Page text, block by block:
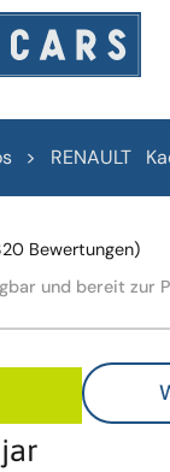
> RENAULT
und bereit zur
Bewertungen)